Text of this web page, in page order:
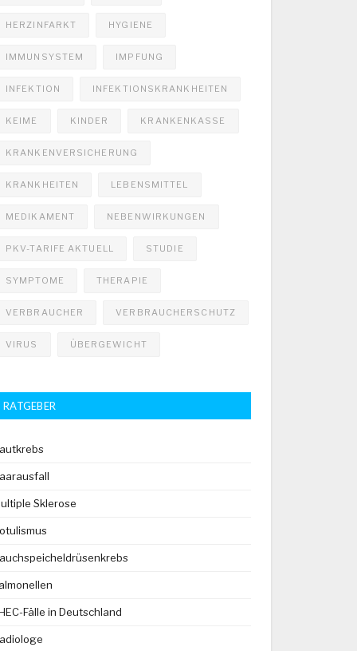
HERZINFARKT HYGIENE
IMMUNSYSTEM IMPFUNG
INFEKTION INFEKTIONSKRANKHEITEN
KEIME KINDER KRANKENKASSE
KRANKENVERSICHERUNG
KRANKHEITEN LEBENSMITTEL
MEDIKAMENT NEBENWIRKUNGEN
PKV-TARIFE AKTUELL STUDIE
SYMPTOME THERAPIE
VERBRAUCHER VERBRAUCHERSCHUTZ
VIRUS ÜBERGEWICHT
RATGEBER
Sklerose
Fälle in Deutschland